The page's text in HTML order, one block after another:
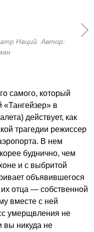
Наций. Автор:
самого, который
«Тангейзер» в
действует, как
трагедии режиссер
В нем
буднично, чем
и с выбритой
объявившегося
отца — собственной
вместе с ней
умерщвления не
вы никуда не